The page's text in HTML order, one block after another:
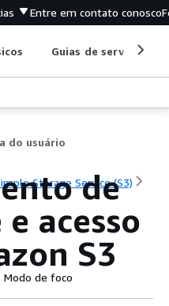
Entre em contato conosco
Guias de serviço
do usuário
Storage Service (S3)
de
acesso
S3
Modo de foco